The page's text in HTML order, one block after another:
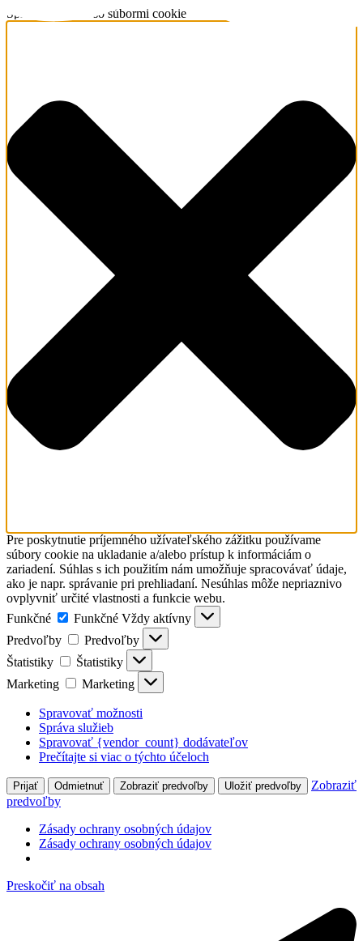
Spravujte súhlas so súbormi cookie
Pre poskytnutie príjemného užívateľského zážitku používame
súbory cookie na ukladanie a/alebo prístup k informáciám o
zariadení. Súhlas s ich použitím nám umožňuje spracovávať údaje,
ako je napr. správanie pri prehliadaní. Nesúhlas môže nepriaznivo
ovplyvniť určité vlastnosti a funkcie webu.
Funkčné
Funkčné Vždy aktívny
Predvoľby
Predvoľby
Štatistiky
Štatistiky
Marketing
Marketing
Spravovať možnosti
Správa služieb
Spravovať {vendor_count} dodávateľov
Prečítajte si viac o týchto účeloch
Prijať Odmietnuť Zobraziť predvoľby Uložiť predvoľby
Zobraziť
predvoľby
Zásady ochrany osobných údajov
Zásady ochrany osobných údajov
Preskočiť na obsah